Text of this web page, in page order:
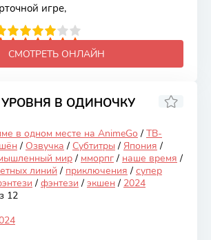
игре,
10
СМОТРЕТЬ ОНЛАЙН
В ОДИНОЧКУ
8.24
в одном месте на AnimeGo / ТВ-
/ Озвучка / Субтитры / Япония /
мир / мморпг / наше время /
линий / приключения / супер
/ фэнтези / экшен / 2024
12